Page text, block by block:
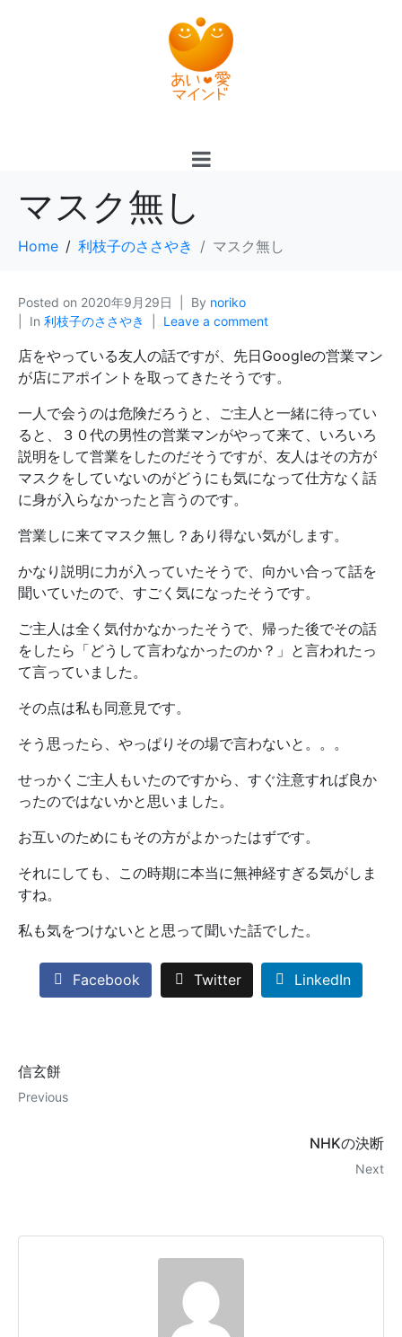
マスク無し
Home 利枝子のささやき マスク無し
Posted on 2020年9月29日 By noriko
In 利枝子のささやき Leave a comment
店をやっている友人の話ですが、先日Googleの営業マン
が店にアポイントを取ってきたそうです。
一人で会うのは危険だろうと、ご主人と一緒に待ってい
ると、３０代の男性の営業マンがやって来て、いろいろ
説明をして営業をしたのだそうですが、友人はその方が
マスクをしていないのがどうにも気になって仕方なく話
に身が入らなかったと言うのです。
営業しに来てマスク無し？あり得ない気がします。
かなり説明に力が入っていたそうで、向かい合って話を
聞いていたので、すごく気になったそうです。
ご主人は全く気付かなかったそうで、帰った後でその話
をしたら「どうして言わなかったのか？」と言われたっ
て言っていました。
その点は私も同意見です。
そう思ったら、やっぱりその場で言わないと。。。
せっかくご主人もいたのですから、すぐ注意すれば良か
ったのではないかと思いました。
お互いのためにもその方がよかったはずです。
それにしても、この時期に本当に無神経すぎる気がしま
すね。
私も気をつけないとと思って聞いた話でした。
Facebook Twitter LinkedIn
信玄餅
Previous
NHKの決断
Next